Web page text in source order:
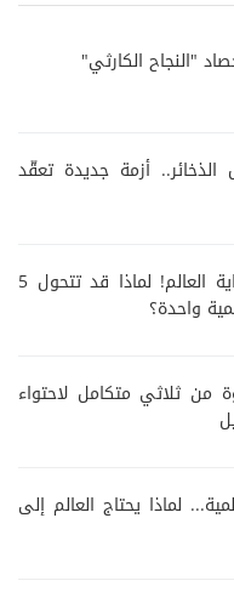
"النجاح الكارثي"
أزمة جديدة تعقّد
يا للهول.. إنها نهاية العالم! لماذا قد تتحول 5
واحدة؟
من ثلاثي متكامل لاحتواء
لماذا يحتاج العالم إلى